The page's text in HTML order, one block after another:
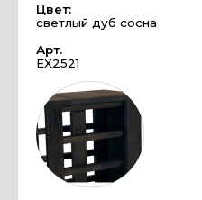
Цвет:
светлый дуб сосна
Арт.
EX2521